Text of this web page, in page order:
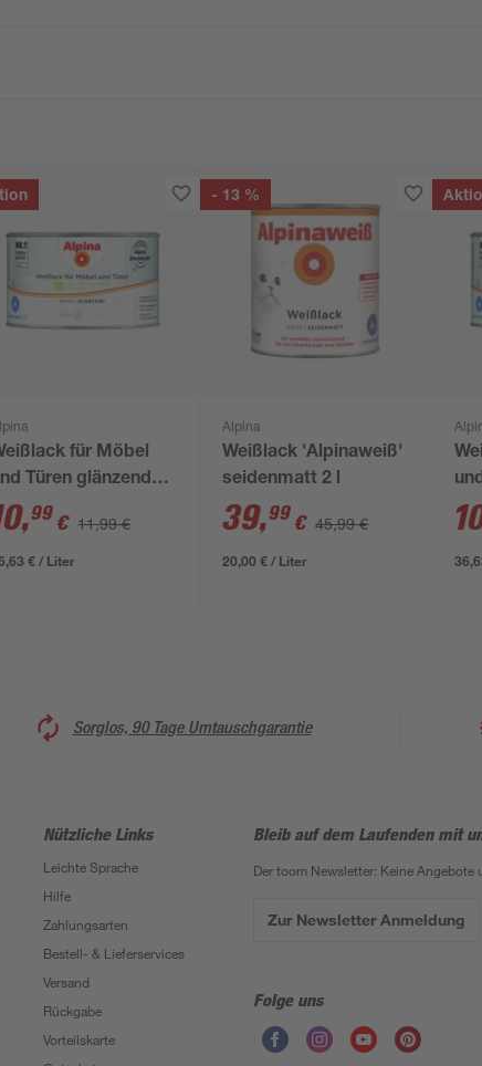
für Möbel
Türen glänzend
ml
,99 € 11,99 €
€ / Liter
- 13 %
Alpina
Weißlack 'Alpinaweiß'
seidenmatt 2 l
39,99 € 45,99 €
20,00 € / Liter
ml
Sorglos, 90 Tage Umtauschgarantie
Nützliche Links
Leichte Sprache
Hilfe
Zahlungsarten
Bestell- & Lieferservices
Versand
Rückgabe
Vorteilskarte
Bleib auf dem Laufenden mit
Der toom Newsletter: Keine Angebote
Zur Newsletter Anmeldung
Folge uns